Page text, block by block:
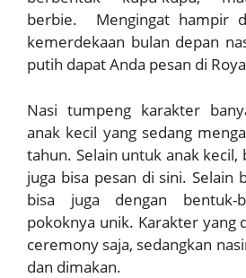
berbie. Mengingat hampir
kemerdekaan bulan depan
putih dapat Anda pesan di
Nasi tumpeng karakter
anak kecil yang sedang
tahun. Selain untuk anak kecil,
juga bisa pesan di sini. Selain
bisa juga dengan bentuk-
pokoknya unik. Karakter yang
ceremony saja, sedangkan
dan dimakan.